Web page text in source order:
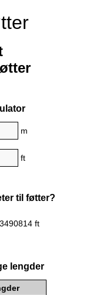
m
ft
til føtter?
ft
lengder